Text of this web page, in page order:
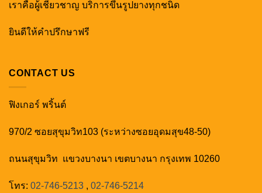
เราคือผู้เชี่ยวชาญ บริการขึ้นรูปยางทุกชนิด
ยินดีให้คำปรึกษาฟรี
CONTACT US
ฟิงเกอร์ พริ้นต์
970/2 ซอยสุขุมวิท103 (ระหว่างซอยอุดมสุข48-50)
ถนนสุขุมวิท แขวงบางนา เขตบางนา กรุงเทพ 10260
โทร: 02-746-5213 , 02-746-5214